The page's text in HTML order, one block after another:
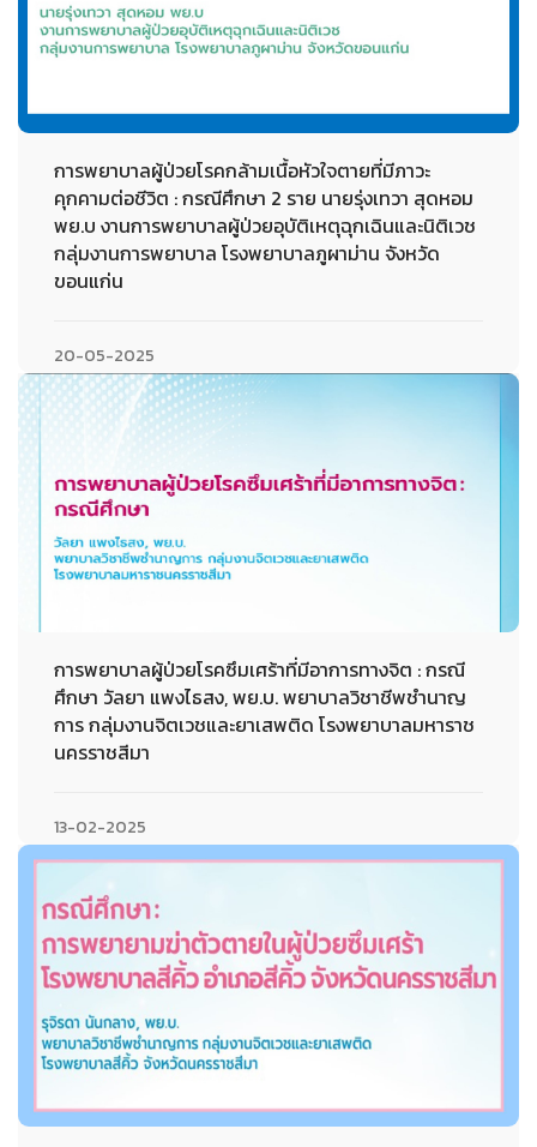
การพยาบาลผู้ป่วยโรคกล้ามเนื้อหัวใจตายที่มีภาวะ
คุกคามต่อชีวิต : กรณีศึกษา 2 ราย นายรุ่งเทวา สุดหอม
พย.บ งานการพยาบาลผู้ป่วยอุบัติเหตุฉุกเฉินและนิติเวช
กลุ่มงานการพยาบาล โรงพยาบาลภูผาม่าน จังหวัด
ขอนแก่น
20-05-2025
การพยาบาลผู้ป่วยโรคซึมเศร้าที่มีอาการทางจิต : กรณี
ศึกษา วัลยา แพงไธสง, พย.บ. พยาบาลวิชาชีพชำนาญ
การ กลุ่มงานจิตเวชและยาเสพติด โรงพยาบาลมหาราช
นครราชสีมา
13-02-2025